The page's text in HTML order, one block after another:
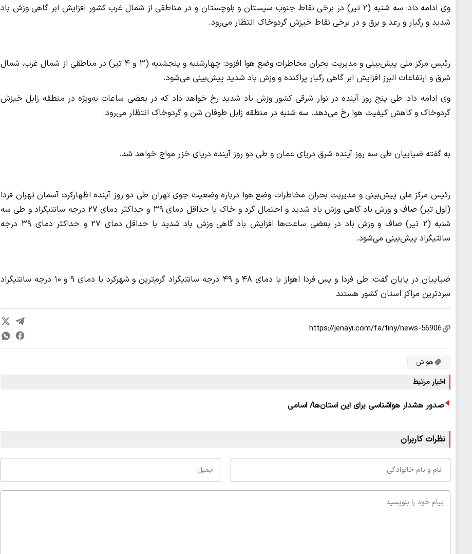
وی ادامه داد: سه شنبه (۲ تیر) در برخی نقاط جنوب سیستان و بلوچستان و در مناطقی از شمال غرب کشور افزایش ابر گاهی وزش باد
شدید و رگبار و رعد و برق و در برخی نقاط خیزش گردوخاک انتظار می‌رود.
رئیس مرکز ملی پیش‌بینی و مدیریت بحران مخاطرات وضع هوا افزود: چهارشنبه و پنجشنبه (۳ و ۴ تیر) در مناطقی از شمال غرب، شمال
شرق و ارتفاعات البرز افزایش ابر گاهی رگبار پراکنده و وزش باد شدید پیش‌بینی می‌شود.
وی ادامه داد: طی پنج روز آینده در نوار شرقی کشور وزش باد شدید رخ خواهد داد که در بعضی ساعات به‌ویژه در منطقه زابل خیزش
گردوخاک و کاهش کیفیت هوا رخ می‌دهد. سه شنبه در منطقه زابل طوفان شن و گردوخاک انتظار می‌رود.
به گفته ضیاییان طی سه روز آینده شرق دریای عمان و طی دو روز آینده دریای خزر مواج خواهد شد.
رئیس مرکز ملی پیش‌بینی و مدیریت بحران مخاطرات وضع هوا درباره وضعیت جوی تهران طی دو روز آینده اظهارکرد: آسمان تهران فردا
(اول تیر) صاف و وزش باد گاهی وزش باد شدید و احتمال گرد و خاک با حداقل دمای ۳۹ و حداکثر دمای ۲۷ درجه سانتیگراد و طی سه
شنبه (۲ تیر) صاف و وزش باد در بعضی ساعت‌ها افزایش باد گاهی وزش باد شدید با حداقل دمای ۲۷ و حداکثر دمای ۳۹ درجه
سانتیگراد پیش‌بینی می‌شود.
ضیاییان در پایان گفت: طی فردا و پس فردا اهواز با دمای ۴۸ و ۴۹ درجه سانتیگراد گرم‌ترین و شهرکرد با دمای ۹ و ۱۰ درجه سانتیگراد
سردترین مراکز استان‌ کشور هستند
هواش
اخبار مرتبط
صدور هشدار هواشناسی برای این استان‌ها/ اسامی
نظرات کاربران